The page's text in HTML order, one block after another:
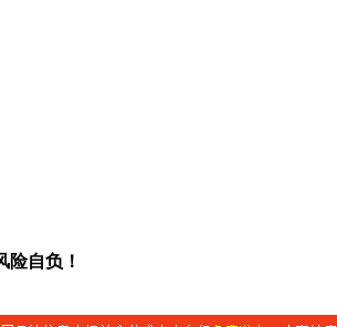
险自负！